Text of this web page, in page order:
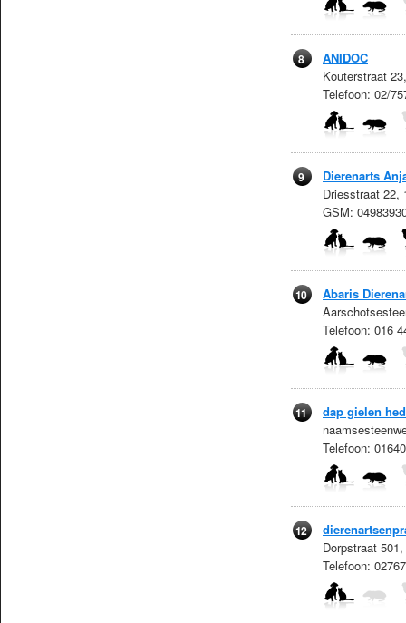
8
ANIDOC
Kouterstraat
Telefoon: 02/
9
Dierenarts
Driesstraat 22,
GSM:
10
Abaris
Telefoon: 016
11
dap gielen
Telefoon:
12
Dorpstraat
Telefoon: